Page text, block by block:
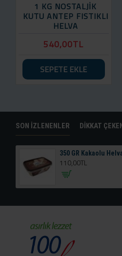
1 KG NOSTALJİK
KUTU ANTEP FISTIKLI
HELVA
540,00TL
SEPETE EKLE
SON İZLENENLER DIKKAT
350 GR Kakaolu
110,00TL